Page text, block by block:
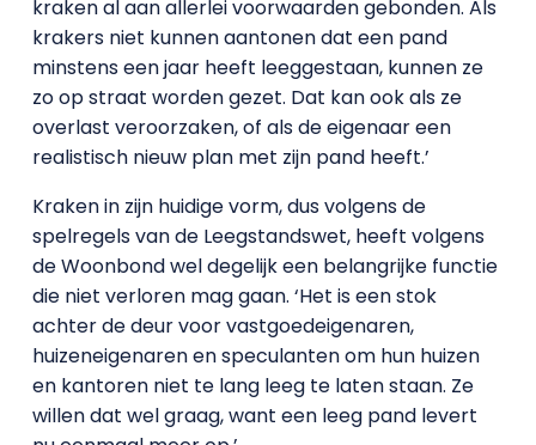
kraken al aan allerlei voorwaarden gebonden. Als
krakers niet kunnen aantonen dat een pand
minstens een jaar heeft leeggestaan, kunnen ze
zo op straat worden gezet. Dat kan ook als ze
overlast veroorzaken, of als de eigenaar een
realistisch nieuw plan met zijn pand heeft.’
Kraken in zijn huidige vorm, dus volgens de
spelregels van de Leegstandswet, heeft volgens
de Woonbond wel degelijk een belangrijke functie
die niet verloren mag gaan. ‘Het is een stok
achter de deur voor vastgoedeigenaren,
huizeneigenaren en speculanten om hun huizen
en kantoren niet te lang leeg te laten staan. Ze
willen dat wel graag, want een leeg pand levert